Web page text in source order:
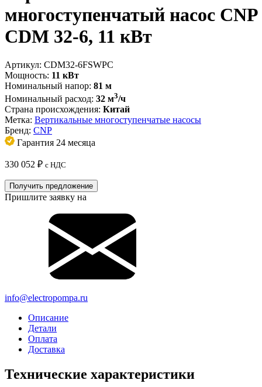
многоступенчатый насос CNP
CDM 32-6, 11 кВт
Артикул: CDM32-6FSWPC
Мощность: 11 кВт
Номинальный напор: 81 м
Номинальный расход: 32 м3/ч
Страна происхождения: Китай
Метка: Вертикальные многоступенчатые насосы
Бренд: CNP
Гарантия 24 месяца
330 052 ₽ с НДС
Получить предложение
Пришлите заявку на
info@electropompa.ru
Описание
Детали
Оплата
Доставка
Технические характеристики